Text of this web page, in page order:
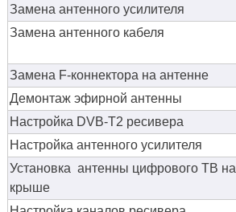
Замена антенного усилителя
Замена антенного кабеля
Замена F-коннектора на антенне
Демонтаж эфирной антенны
Настройка DVB-T2 ресивера
Настройка антенного усилителя
Установка антенны цифрового ТВ на
крыше